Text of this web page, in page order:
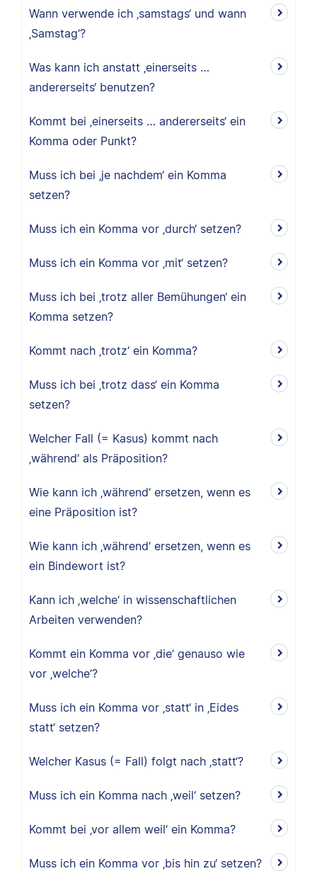
Wann verwende ich ‚samstags‘ und wann
‚Samstag‘?
Was kann ich anstatt ‚einerseits …
andererseits‘ benutzen?
Kommt bei ‚einerseits … andererseits‘ ein
Komma oder Punkt?
Muss ich bei ‚je nachdem‘ ein Komma
setzen?
Muss ich ein Komma vor ‚durch‘ setzen?
Muss ich ein Komma vor ‚mit‘ setzen?
Muss ich bei ‚trotz aller Bemühungen‘ ein
Komma setzen?
Kommt nach ‚trotz‘ ein Komma?
Muss ich bei ‚trotz dass‘ ein Komma
setzen?
Welcher Fall (= Kasus) kommt nach
‚während‘ als Präposition?
Wie kann ich ‚während‘ ersetzen, wenn es
eine Präposition ist?
Wie kann ich ‚während‘ ersetzen, wenn es
ein Bindewort ist?
Kann ich ‚welche‘ in wissenschaftlichen
Arbeiten verwenden?
Kommt ein Komma vor ‚die‘ genauso wie
vor ‚welche‘?
Muss ich ein Komma vor ‚statt‘ in ‚Eides
statt‘ setzen?
Welcher Kasus (= Fall) folgt nach ‚statt‘?
Muss ich ein Komma nach ‚weil‘ setzen?
Kommt bei ‚vor allem weil‘ ein Komma?
Muss ich ein Komma vor ‚bis hin zu‘ setzen?